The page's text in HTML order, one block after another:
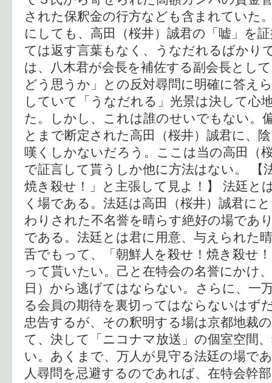
された保釈金の行方なども含まれていた
にしても、高田（桜井）誠君の「嘘」を
ては返す言葉もなく、うなだれるばかり
は、八木君が会長を補佐する副会長とし
どう思うか」との反対尋問に明確に答え
していて「うなだれる」光景は決して心
た。しかし、これは誰のせいでもない。
とまで断定された高田（桜井）誠君に、
嘆くしかないだろう。ここは当の高田（
で証言して貰うしか他に方法はない。 【
焼き殺せ！」と主張して見よ！】 法廷と
く場である。法廷は高田（桜井）誠君に
わりされた不名誉を晴らす絶好の場であ
である。法廷とは君に用意、与えられた
舌でもって、「朝鮮人を殺せ！焼き殺せ
って貰いたい。己と在特会の名誉にかけ
日）から逃げてはならない。さらに、一
る会員の期待を裏切ってはならないはず
忠告するが、その釈明する場は京都地裁
て、決して「ニコナマ放送」の個室空間
い。あくまで、万人が見守る法廷の場で
人尋問を忌避するのであれば、在特会幹